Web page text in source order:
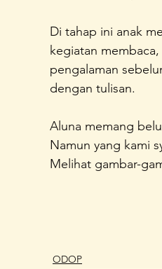
Di tahap ini anak
kegiatan
pengalaman
dengan tulisan.
Aluna memang
Namun yang kami
Melihat gambar-
ODOP